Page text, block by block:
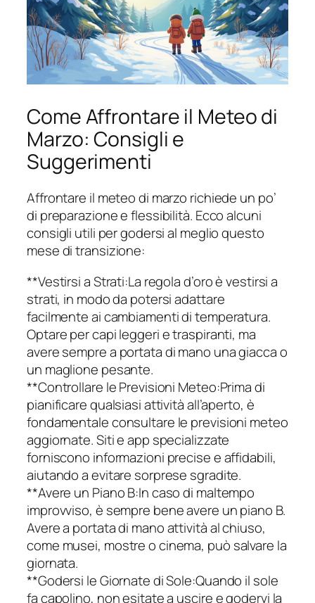
Come Affrontare il Meteo di
Marzo: Consigli e
Suggerimenti
Affrontare il meteo di marzo richiede un po’
di preparazione e flessibilità. Ecco alcuni
consigli utili per godersi al meglio questo
mese di transizione:
**Vestirsi a Strati:La regola d’oro è vestirsi a
strati, in modo da potersi adattare
facilmente ai cambiamenti di temperatura.
Optare per capi leggeri e traspiranti, ma
avere sempre a portata di mano una giacca o
un maglione pesante.
**Controllare le Previsioni Meteo:Prima di
pianificare qualsiasi attività all’aperto, è
fondamentale consultare le previsioni meteo
aggiornate. Siti e app specializzate
forniscono informazioni precise e affidabili,
aiutando a evitare sorprese sgradite.
**Avere un Piano B:In caso di maltempo
improvviso, è sempre bene avere un piano B.
Avere a portata di mano attività al chiuso,
come musei, mostre o cinema, può salvare la
giornata.
**Godersi le Giornate di Sole:Quando il sole
fa capolino, non esitate a uscire e godervi la